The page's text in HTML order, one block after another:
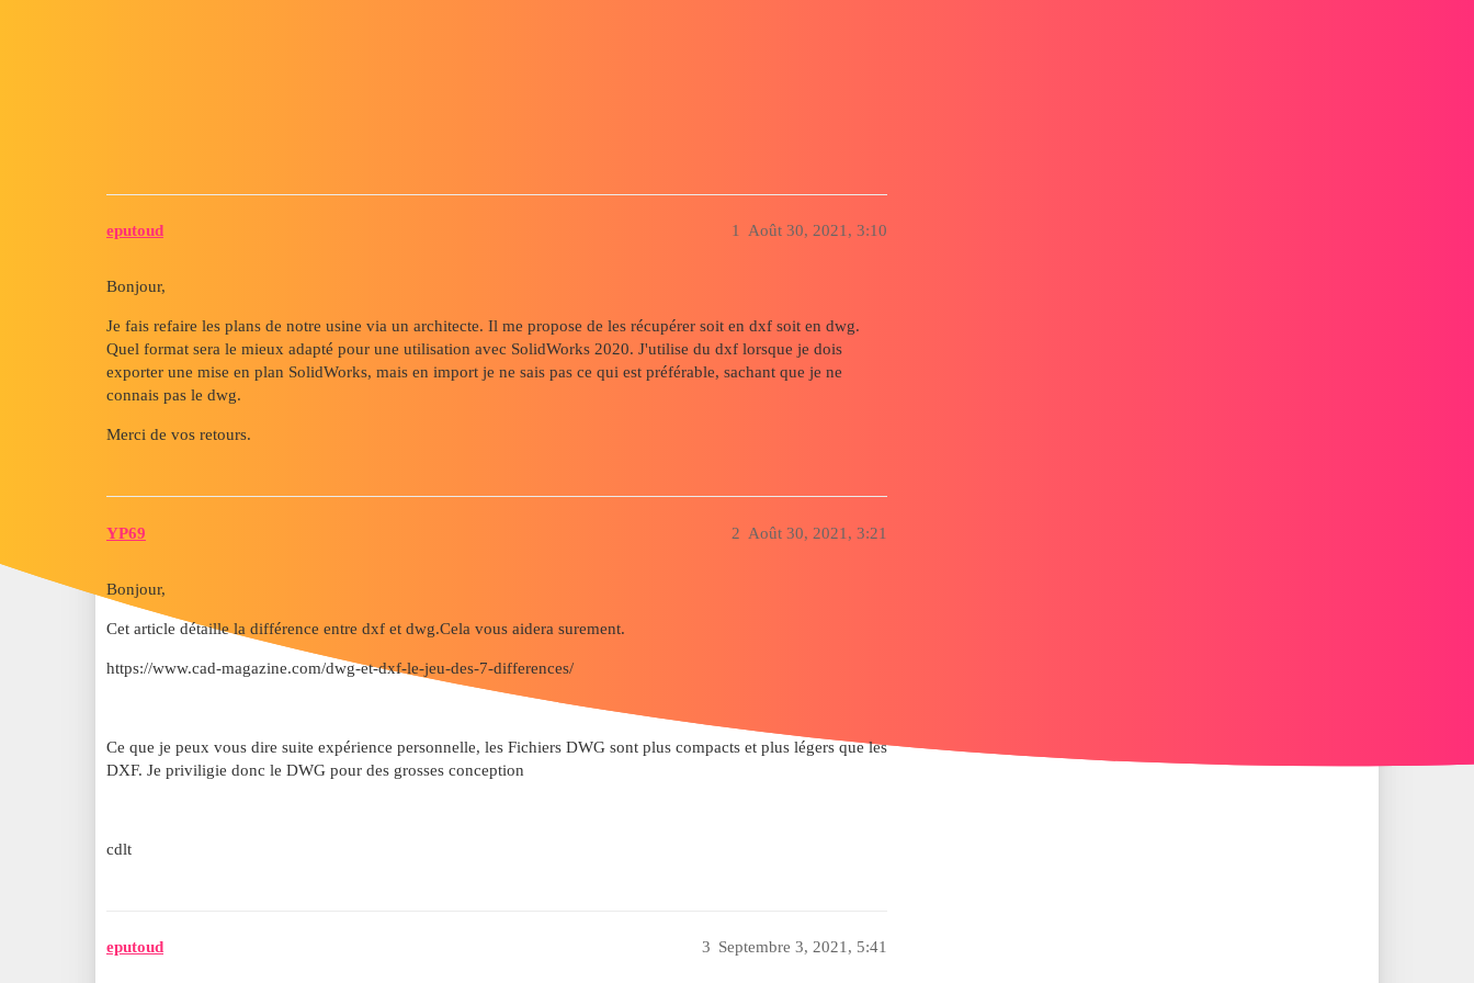
eputoud Août 30, 2021, 3:10
1
Bonjour,
Je fais refaire les plans de notre usine via un architecte. Il me propose de les récupérer soit en dxf soit en dwg.
Quel format sera le mieux adapté pour une utilisation avec SolidWorks 2020. J'utilise du dxf lorsque je dois
exporter une mise en plan SolidWorks, mais en import je ne sais pas ce qui est préférable, sachant que je ne
connais pas le dwg.
Merci de vos retours.
YP69 Août 30, 2021, 3:21
2
Bonjour,
Cet article détaille la différence entre dxf et dwg.Cela vous aidera surement.
https://www.cad-magazine.com/dwg-et-dxf-le-jeu-des-7-differences/
Ce que je peux vous dire suite expérience personnelle, les Fichiers DWG sont plus compacts et plus légers que les
DXF. Je priviligie donc le DWG pour des grosses conception
cdlt
eputoud Septembre 3, 2021, 5:41
3